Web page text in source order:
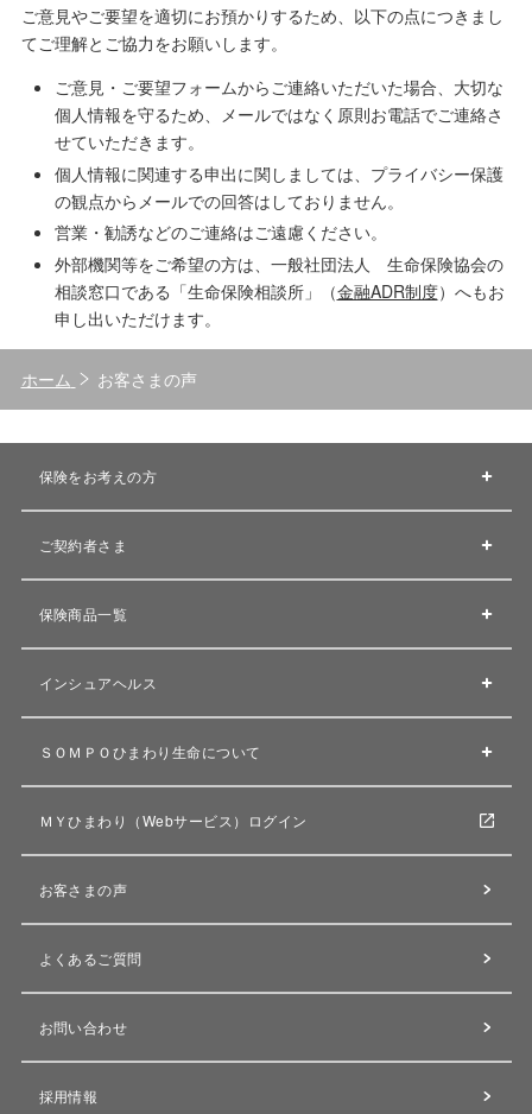
ご意見やご要望を適切にお預かりするため、以下の点につきまし
てご理解とご協力をお願いします。
ご意見・ご要望フォームからご連絡いただいた場合、大切な
個人情報を守るため、メールではなく原則お電話でご連絡さ
せていただきます。
個人情報に関連する申出に関しましては、プライバシー保護
の観点からメールでの回答はしておりません。
営業・勧誘などのご連絡はご遠慮ください。
外部機関等をご希望の方は、一般社団法人 生命保険協会の
相談窓口である「生命保険相談所」（金融ADR制度）へもお
申し出いただけます。
ホーム お客さまの声
保険をお考えの方
ご契約者さま
保険商品一覧
インシュアヘルス
ＳＯＭＰＯひまわり生命について
ＭＹひまわり（Webサービス）ログイン
お客さまの声
よくあるご質問
お問い合わせ
採用情報